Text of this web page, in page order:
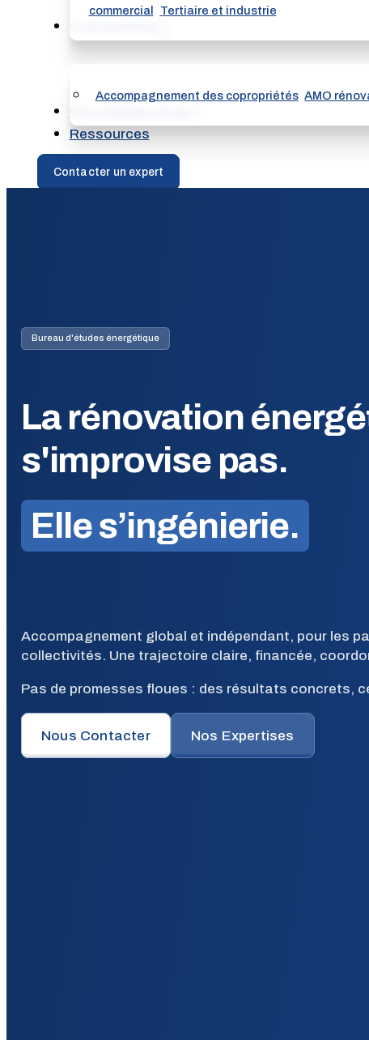
commercial Tertiaire et industrie
Accompagnement des copropriétés AMO
Ressources
Contacter un expert
Bureau d'études énergétique
La rénovation
s'improvise pas.
Elle s’ingénierie.
Accompagnement global et indépendant, pour les
collectivités. Une trajectoire claire, financée,
Pas de promesses floues : des résultats concrets,
Nous Contacter Nos Expertises